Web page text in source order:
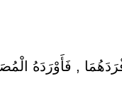
, فَأَوْرَدَهُ